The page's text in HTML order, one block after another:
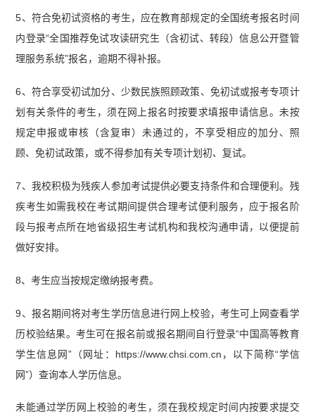
5、符合免初试资格的考生，应在教育部规定的全国统考报名时间
内登录“全国推荐免试攻读研究生（含初试、转段）信息公开暨管
理服务系统”报名，逾期不得补报。
6、符合享受初试加分、少数民族照顾政策、免初试或报考专项计
划有关条件的考生，须在网上报名时按要求填报申请信息。未按
规定申报或审核（含复审）未通过的，不享受相应的加分、照
顾、免初试政策，或不得参加有关专项计划初、复试。
7、我校积极为残疾人参加考试提供必要支持条件和合理便利。残
疾考生如需我校在考试期间提供合理考试便利服务，应于报名阶
段与报考点所在地省级招生考试机构和我校沟通申请，以便提前
做好安排。
8、考生应当按规定缴纳报考费。
9、报名期间将对考生学历信息进行网上校验，考生可上网查看学
历校验结果。考生可在报名前或报名期间自行登录“中国高等教育
学生信息网”（网址：https://www.chsi.com.cn，以下简称“学信
网”）查询本人学历信息。
未能通过学历网上校验的考生，须在我校规定时间内按要求提交